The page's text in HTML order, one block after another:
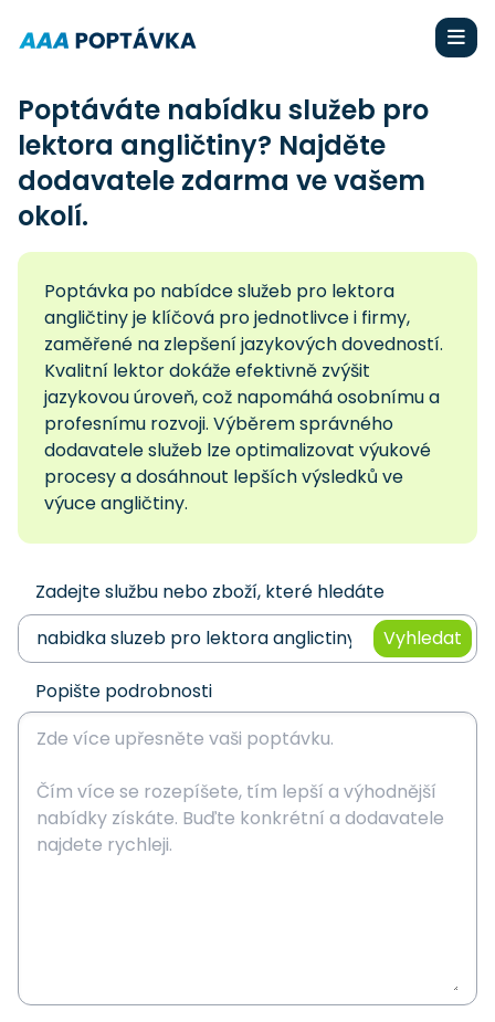
Poptáváte nabídku služeb pro
lektora angličtiny? Najděte
dodavatele zdarma ve vašem
okolí.
Poptávka po nabídce služeb pro lektora
angličtiny je klíčová pro jednotlivce i firmy,
zaměřené na zlepšení jazykových dovedností.
Kvalitní lektor dokáže efektivně zvýšit
jazykovou úroveň, což napomáhá osobnímu a
profesnímu rozvoji. Výběrem správného
dodavatele služeb lze optimalizovat výukové
procesy a dosáhnout lepších výsledků ve
výuce angličtiny.
Zadejte službu nebo zboží, které hledáte
Vyhledat
Popište podrobnosti